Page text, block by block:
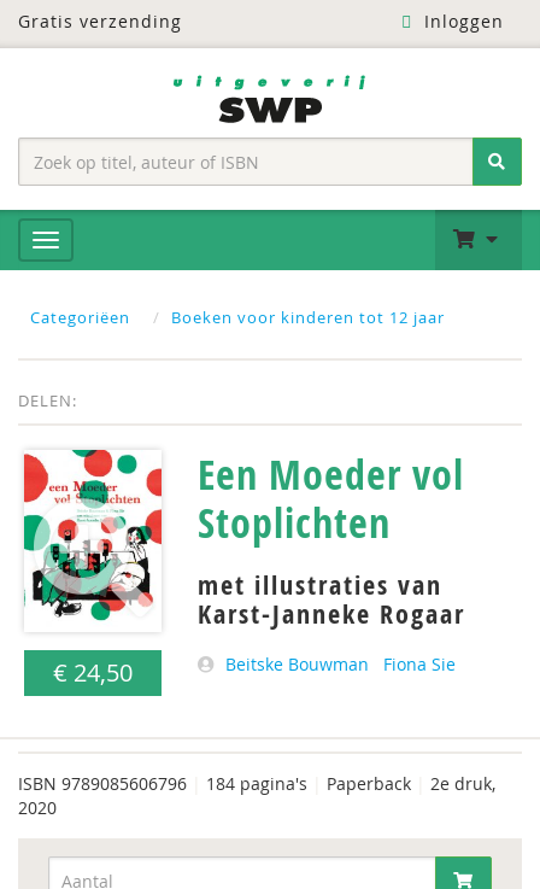
Gratis verzending Inloggen
Categoriëen Boeken voor kinderen tot 12 jaar
DELEN:
€ 24,50
Een Moeder vol
Stoplichten
met illustraties van
Karst-Janneke Rogaar
Beitske Bouwman Fiona Sie
ISBN 9789085606796 184 pagina's Paperback
2e druk,
2020